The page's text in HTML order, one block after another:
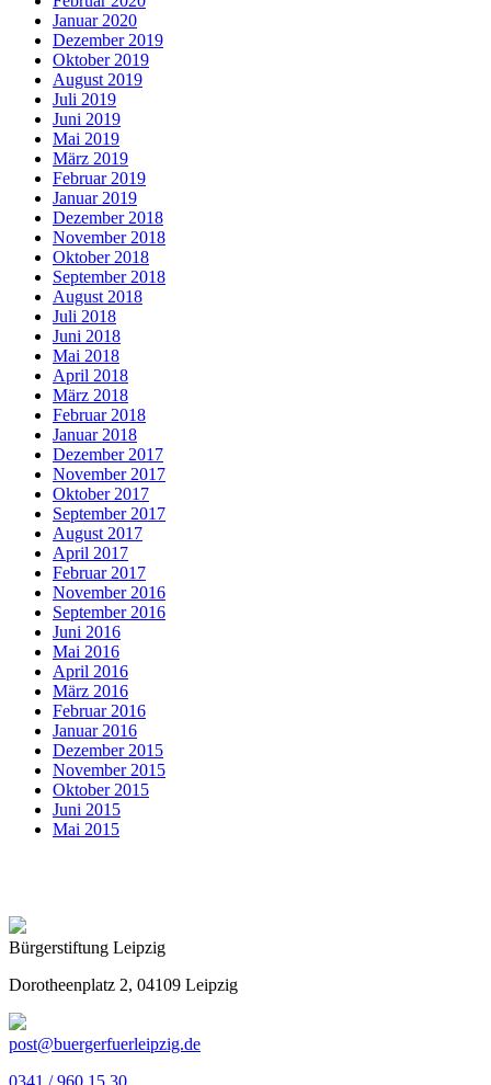
Januar 2020
Dezember 2019
Oktober 2019
August 2019
Juli 2019
Juni 2019
Mai 2019
März 2019
Februar 2019
Januar 2019
Dezember 2018
November 2018
Oktober 2018
September 2018
August 2018
Juli 2018
Juni 2018
Mai 2018
April 2018
März 2018
Februar 2018
Januar 2018
Dezember 2017
November 2017
Oktober 2017
September 2017
August 2017
April 2017
Februar 2017
November 2016
September 2016
Juni 2016
Mai 2016
April 2016
März 2016
Februar 2016
Januar 2016
Dezember 2015
November 2015
Oktober 2015
Juni 2015
Mai 2015
Bürgerstiftung Leipzig
Dorotheenplatz 2, 04109 Leipzig
post@buergerfuerleipzig.de